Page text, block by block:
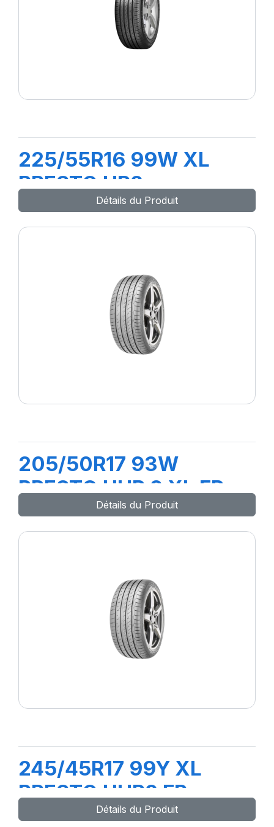
225/55R16 99W XL
PRESTO HP2
Détails du Produit
205/50R17 93W
PRESTO UHP 2 XL FP
Détails du Produit
245/45R17 99Y XL
PRESTO UHP2 FP
Détails du Produit